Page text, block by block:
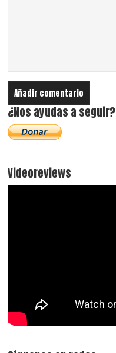
¿Nos ayudas a seguir?
Videoreviews